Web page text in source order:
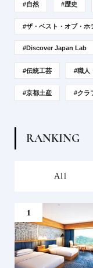
#自然 #歴史
#ザ・ベスト・オブ・ホ
#Discover Japan Lab
#伝統工芸 #職人
#京都土産 #クラ
RANKING
All